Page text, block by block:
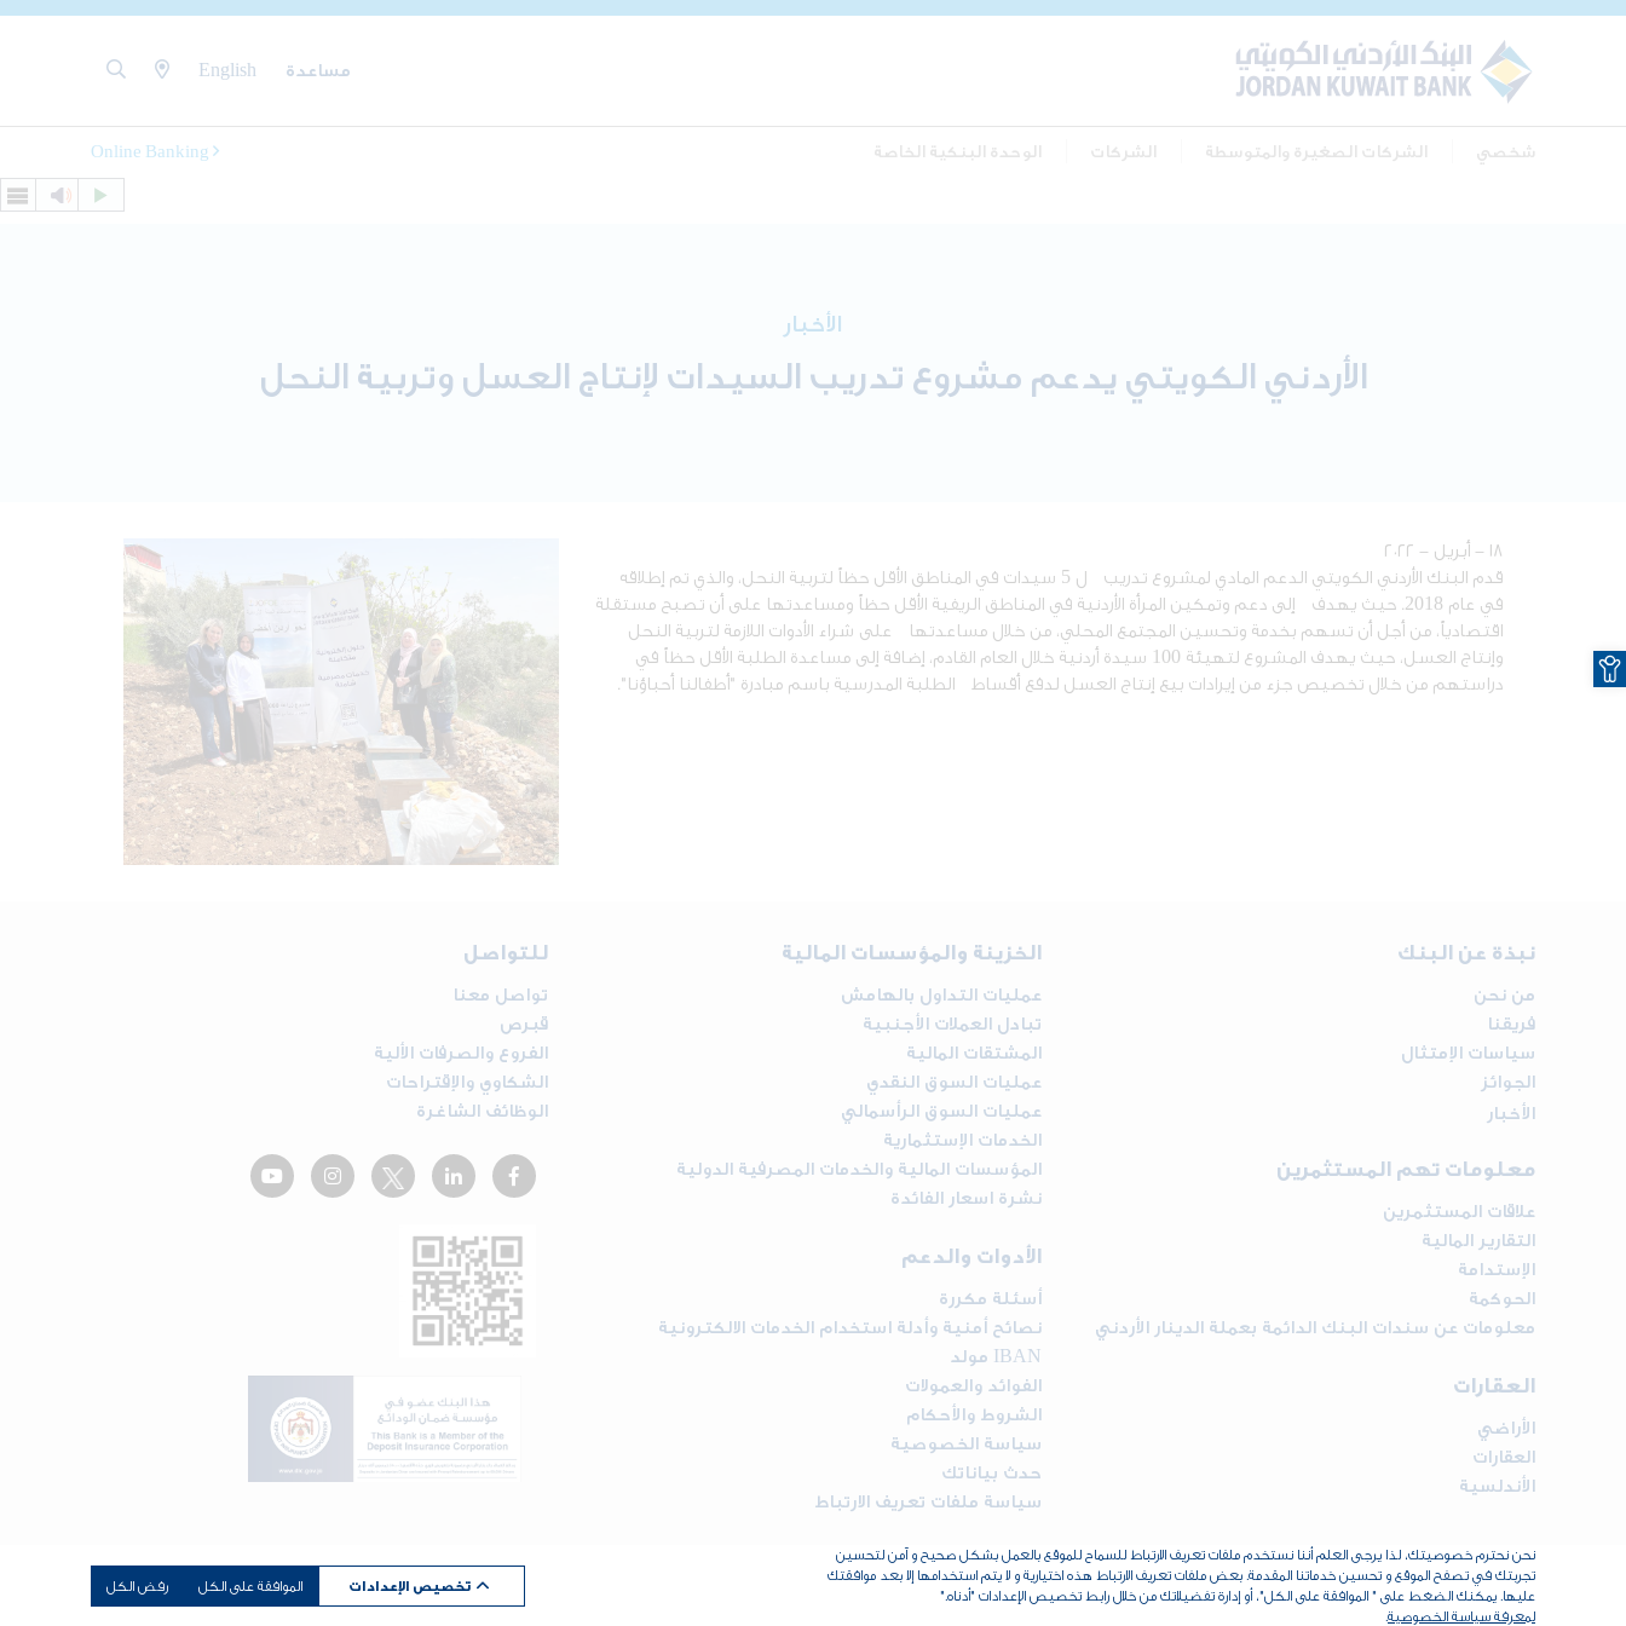
مساعدة English
شخصي الشركات الصغيرة والمتوسطة الشركات الوحدة البنكية الخاصة Online Banking
الأخبار
الأردني الكويتي يدعم مشروع تدريب السيدات لإنتاج العسل وتربية النحل
١٨ - أبريل - ٢٠٢٢
قدم البنك الأردني الكويتي الدعم المادي لمشروع تدريب ل 5 سيدات في المناطق الأقل حظاً لتربية النحل، والذي تم إطلاقه
في عام 2018. حيث يهدف إلى دعم وتمكين المرأة الأردنية في المناطق الريفية الأقل حظاً ومساعدتها على أن تصبح مستقلة
اقتصادياً، من أجل أن تسهم بخدمة وتحسين المجتمع المحلي، من خلال مساعدتها على شراء الأدوات اللازمة لتربية النحل
وإنتاج العسل، حيث يهدف المشروع لتهيئة 100 سيدة أردنية خلال العام القادم، إضافة إلى مساعدة الطلبة الأقل حظاً في
دراستهم من خلال تخصيص جزء من إيرادات بيع إنتاج العسل لدفع أقساط الطلبة المدرسية باسم مبادرة "أطفالنا أحباؤنا".
نبذة عن البنك
من نحن
فريقنا
سياسات الإمتثال
الجوائز
الأخبار
معلومات تهم المستثمرين
علاقات المستثمرين
التقارير المالية
الإستدامة
الحوكمة
معلومات عن سندات البنك الدائمة بعملة الدينار الأردني
العقارات
الأراضي
العقارات
الأندلسية
الخزينة والمؤسسات المالية
عمليات التداول بالهامش
تبادل العملات الأجنبية
المشتقات المالية
عمليات السوق النقدي
عمليات السوق الرأسمالي
الخدمات الإستثمارية
المؤسسات المالية والخدمات المصرفية الدولية
نشرة اسعار الفائدة
الأدوات والدعم
أسئلة مكررة
نصائح أمنية وأدلة استخدام الخدمات الالكترونية
مولد IBAN
الفوائد والعمولات
الشروط والأحكام
سياسة الخصوصية
حدث بياناتك
سياسة ملفات تعريف الارتباط
للتواصل
تواصل معنا
قبرص
الفروع والصرفات الألية
الشكاوي والإقتراحات
الوظائف الشاغرة
نحن نحترم خصوصيتك، لذا يرجى العلم أننا نستخدم ملفات تعريف الارتباط للسماح للموقع بالعمل بشكل صحيح و آمن لتحسين
تجربتك في تصفح الموقع و تحسين خدماتنا المقدمة. بعض ملفات تعريف الارتباط هذه اختيارية و لا يتم استخدامها إلا بعد موافقتك
عليها. يمكنك الضغط على " الموافقة على الكل"، أو إدارة تفضيلاتك من خلال رابط تخصيص الإعدادات "أدناه."
لمعرفة سياسة الخصوصية.
تخصيص الإعدادات الموافقة على الكل رفض الكل